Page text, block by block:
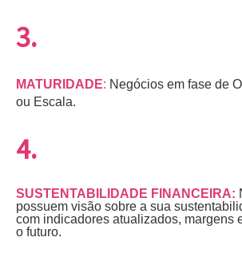
3.
MATURIDADE: Negócios em fase de
ou Escala.
4.
SUSTENTABILIDADE FINANCEIRA:
possuem visão sobre a sua
com indicadores atualizados, margens
o futuro.